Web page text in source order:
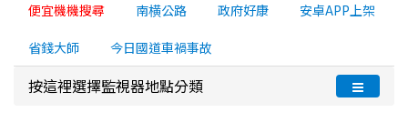
便宜機機搜尋 南横公路 政府好康 安卓APP上架
省錢大師 今日國道車禍事故
按這裡選擇監視器地點分類